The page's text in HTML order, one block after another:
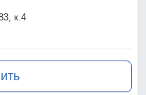
к.4